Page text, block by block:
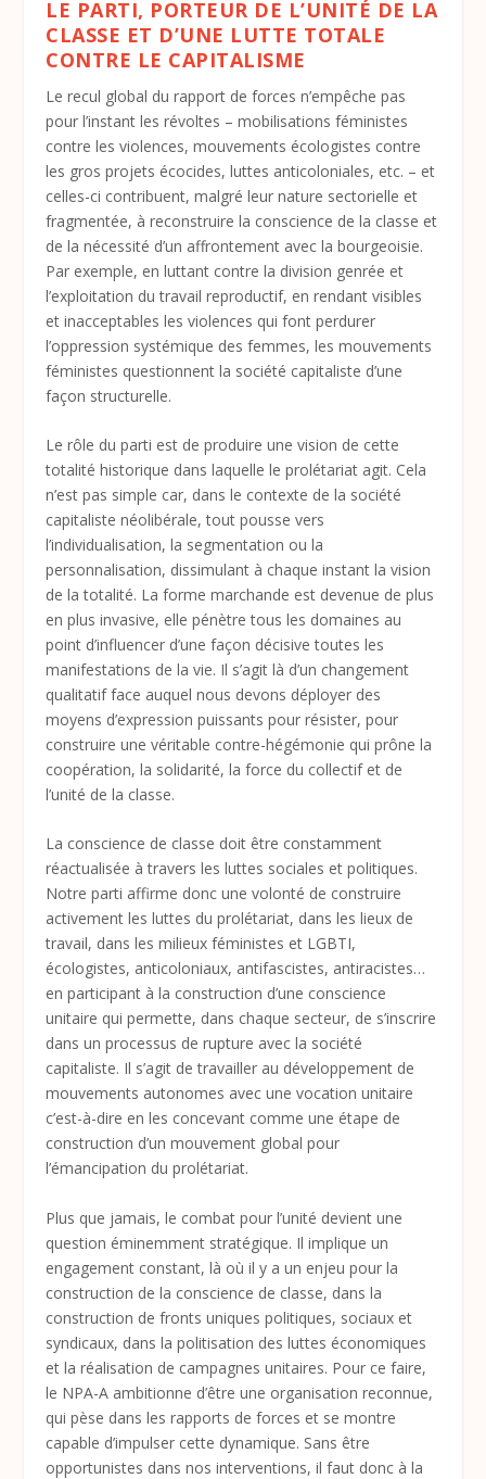
LE PARTI, PORTEUR DE L’UNITÉ DE LA
CLASSE ET D’UNE LUTTE TOTALE
CONTRE LE CAPITALISME
Le recul global du rapport de forces n’empêche pas
pour l’instant les révoltes – mobilisations féministes
contre les violences, mouvements écologistes contre
les gros projets écocides, luttes anticoloniales, etc. – et
celles-ci contribuent, malgré leur nature sectorielle et
fragmentée, à reconstruire la conscience de la classe et
de la nécessité d’un affrontement avec la bourgeoisie.
Par exemple, en luttant contre la division genrée et
l’exploitation du travail reproductif, en rendant visibles
et inacceptables les violences qui font perdurer
l’oppression systémique des femmes, les mouvements
féministes questionnent la société capitaliste d’une
façon structurelle.
Le rôle du parti est de produire une vision de cette
totalité historique dans laquelle le prolétariat agit. Cela
n’est pas simple car, dans le contexte de la société
capitaliste néolibérale, tout pousse vers
l’individualisation, la segmentation ou la
personnalisation, dissimulant à chaque instant la vision
de la totalité. La forme marchande est devenue de plus
en plus invasive, elle pénètre tous les domaines au
point d’influencer d’une façon décisive toutes les
manifestations de la vie. Il s’agit là d’un changement
qualitatif face auquel nous devons déployer des
moyens d’expression puissants pour résister, pour
construire une véritable contre-hégémonie qui prône la
coopération, la solidarité, la force du collectif et de
l’unité de la classe.
La conscience de classe doit être constamment
réactualisée à travers les luttes sociales et politiques.
Notre parti affirme donc une volonté de construire
activement les luttes du prolétariat, dans les lieux de
travail, dans les milieux féministes et LGBTI,
écologistes, anticoloniaux, antifascistes, antiracistes…
en participant à la construction d’une conscience
unitaire qui permette, dans chaque secteur, de s’inscrire
dans un processus de rupture avec la société
capitaliste. Il s’agit de travailler au développement de
mouvements autonomes avec une vocation unitaire
c’est-à-dire en les concevant comme une étape de
construction d’un mouvement global pour
l’émancipation du prolétariat.
Plus que jamais, le combat pour l’unité devient une
question éminemment stratégique. Il implique un
engagement constant, là où il y a un enjeu pour la
construction de la conscience de classe, dans la
construction de fronts uniques politiques, sociaux et
syndicaux, dans la politisation des luttes économiques
et la réalisation de campagnes unitaires. Pour ce faire,
le NPA-A ambitionne d’être une organisation reconnue,
qui pèse dans les rapports de forces et se montre
capable d’impulser cette dynamique. Sans être
opportunistes dans nos interventions, il faut donc à la